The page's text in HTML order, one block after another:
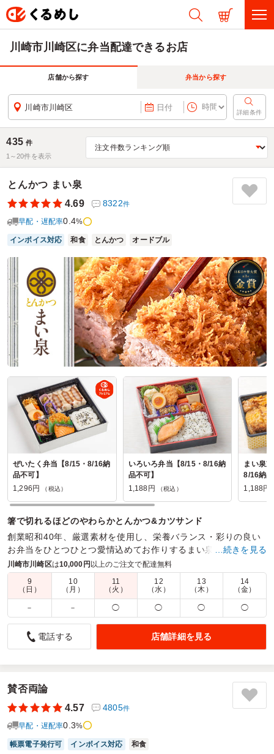
川崎市川崎区に弁当配達できるお店
店舗から探す 弁当から探す
川崎市川崎区 日付
詳細条件
435 件
1～20件を表示
とんかつ まい泉
4.69
8322件
早配・遅配率0.4%
インボイス対応 和食 とんかつ オードブル
ぜいたく弁当【8/15・8/16納
品不可】
1,296円
（税込）
いろいろ弁当【8/15・8/16納
品不可】
1,188円
（税込）
まい泉
8/16納
1,188円
箸で切れるほどのやわらかとんかつ&カツサンド
創業昭和40年、厳選素材を使用し、栄養バランス・彩りの良い
お弁当をひとつひとつ愛情込めてお作りするまい泉のお弁当
は、ロケや会議・接待など、様々なシーンで大人気です。
商品数： 締切日時： 2日前14:30 価格帯：
194円～2,700円
配達時間：
9:30～18:00
4.0
期的にお願いしています。鶏肉が苦手な方が何名かいる中で
安心してお願い出来るおかず内容です。種類も多く味付けも
しっかりしているので今後もお願いすると思います。
参加者の年齢：30代～40代男女比：男性多め
…続きを見る
川崎市川崎区は10,000円以上のご注文で配達無料
9
（日）
10
（月）
11
（火）
12
（水）
13
（木）
14
（金）
－ － ◯ ◯ ◯ ◯
電話する 店舗詳細を見る
賛否両論
4.57
4805件
早配・遅配率0.3%
帳票電子発行可 インボイス対応 和食